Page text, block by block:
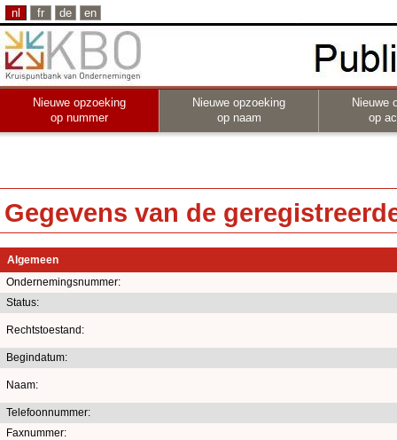
nl fr de en
Nieuwe opzoeking
op nummer
Nieuwe opzoeking
op naam
Nieuwe
op
Gegevens van de
Algemeen
Ondernemingsnummer:
Status:
Rechtstoestand:
Begindatum:
Naam:
Telefoonnummer:
Faxnummer: